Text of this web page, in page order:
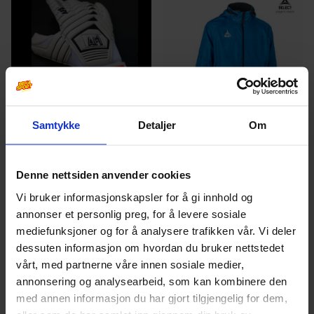
Samtykke Detaljer Om
Denne nettsiden anvender cookies
Vi bruker informasjonskapsler for å gi innhold og
annonser et personlig preg, for å levere sosiale
mediefunksjoner og for å analysere trafikken vår. Vi deler
dessuten informasjon om hvordan du bruker nettstedet
vårt, med partnerne våre innen sosiale medier,
annonsering og analysearbeid, som kan kombinere den
med annen informasjon du har gjort tilgjengelig for dem,
varianter.
Alternativene
kan
produktsiden
velges
på
AF1
1199kr
Dette
produktet
har
flere
Junior
1099 kr
Dette
produktet
har
flere